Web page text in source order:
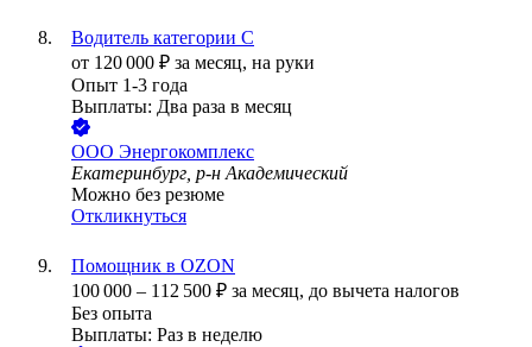
Водитель категории С
от 120 000 ₽ за месяц, на руки
Опыт 1-3 года
Выплаты: Два раза в месяц
ООО Энергокомплекс
Екатеринбург, р-н Академический
Можно без резюме
Откликнуться
Помощник в OZON
100 000 – 112 500 ₽ за месяц, до вычета налогов
Без опыта
Выплаты: Раз в неделю